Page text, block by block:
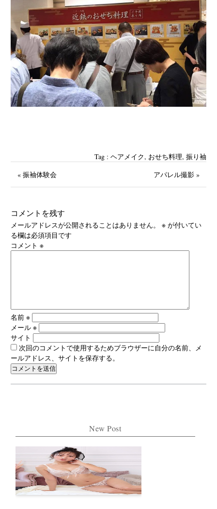
Tag : ‪ヘアメイク, おせち料理, 振り袖
« 振袖体験会
アパレル撮影 »
コメントを残す
メールアドレスが公開されることはありません。 ※ が付いてい
る欄は必須項目です
コメント※
名前※
メール※
サイト
次回のコメントで使用するためブラウザーに自分の名前、メ
ールアドレス、サイトを保存する。
New Post